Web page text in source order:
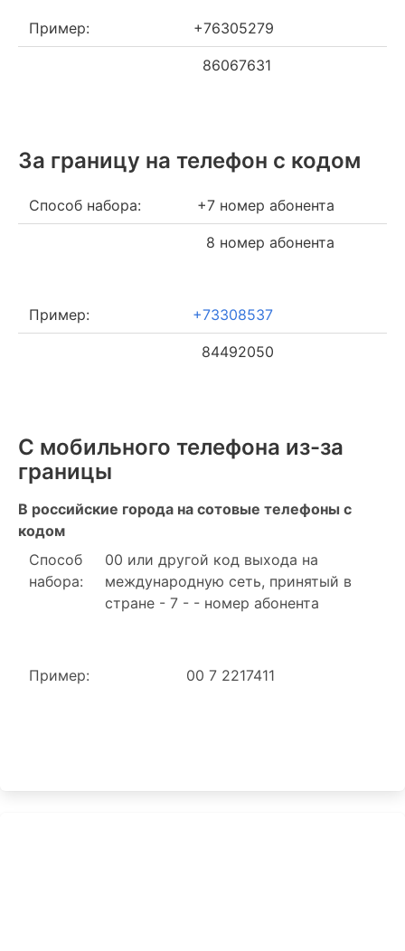
Пример: +76305279
86067631
За границу на телефон c кодом
Способ набора: +7 номер абонента
8 номер абонента
Пример: +73308537
84492050
С мобильного телефона из-за
границы
В российские города на сотовые телефоны с
кодом
Способ
набора:
00 или другой код выхода на
международную сеть, принятый в
стране - 7 - - номер абонента
Пример: 00 7 2217411